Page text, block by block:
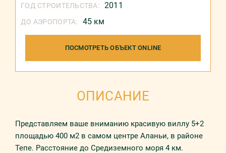
ГОД СТРОИТЕЛЬСТВА: 2011
ДО АЭРОПОРТА: 45 км
ПОСМОТРЕТЬ ОБЪЕКТ ONLINE
ОПИСАНИЕ
Представляем ваше вниманию красивую виллу 5+2
площадью 400 м2 в самом центре Аланьи, в районе
Тепе. Расстояние до Средиземного моря 4 км.